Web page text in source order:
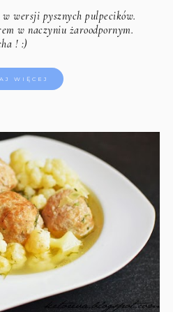
wersji pysznych pulpecików.
w naczyniu żaroodpornym.
! :)
WIĘCEJ